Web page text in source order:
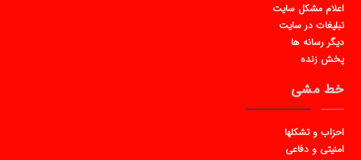
اعلام مشکل سایت
تبلیغات در سایت
دیگر رسانه ها
پخش زنده
خط مشی
احزاب و تشکلها
امنیتی و دفاعی